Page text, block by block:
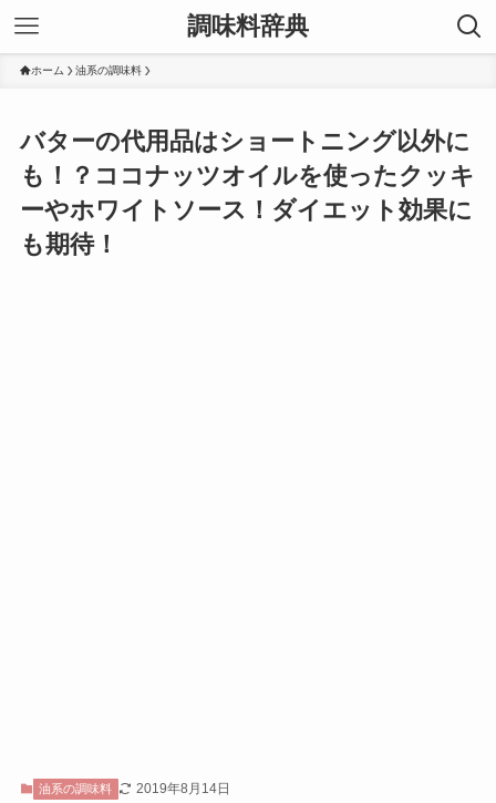
調味料辞典
ホーム 油系の調味料
バターの代用品はショートニング以外に
も！？ココナッツオイルを使ったクッキ
ーやホワイトソース！ダイエット効果に
も期待！
油系の調味料 2019年8月14日